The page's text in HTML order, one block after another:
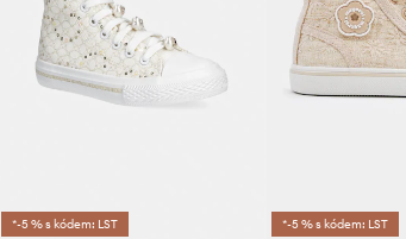
*-5 % s kódem: LST *-5 % s kódem: LST